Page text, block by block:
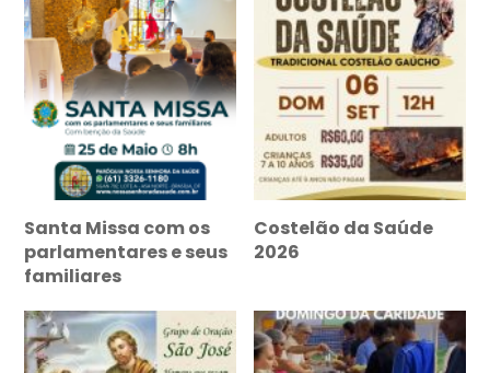
Santa Missa com os
parlamentares e seus
familiares
Costelão da Saúde
2026